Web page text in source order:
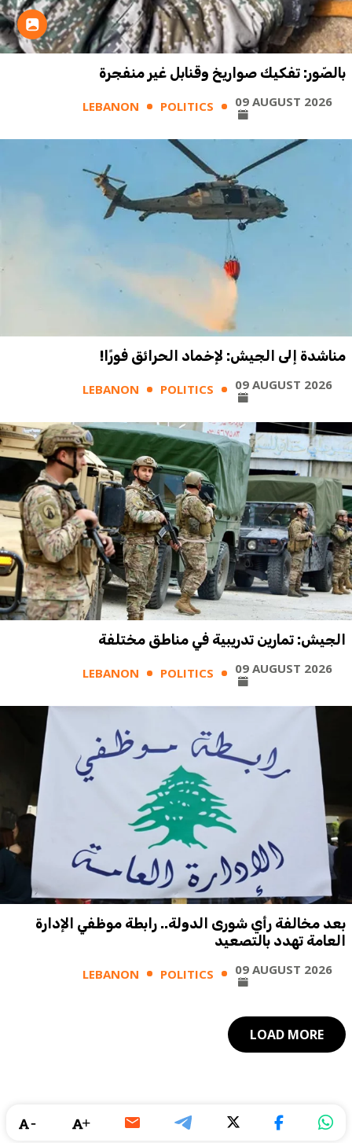
بالصّور: تفكيك صواريخ وقنابل غير منفجرة
LEBANON POLITICS 09 AUGUST 2026
مناشدة إلى الجيش: لإخماد الحرائق فورًا!
LEBANON POLITICS 09 AUGUST 2026
الجيش: تمارين تدريبية في مناطق مختلفة
LEBANON POLITICS 09 AUGUST 2026
بعد مخالفة رأي شورى الدولة.. رابطة موظفي الإدارة
العامة تهدد بالتصعيد
LEBANON POLITICS 09 AUGUST 2026
LOAD MORE